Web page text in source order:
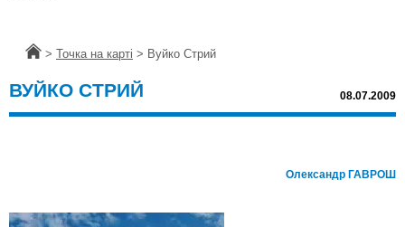
Головна
> Точка на карті > Вуйко Cтрий
ВУЙКО CТРИЙ 08.07.2009
Олександр ГАВРОШ